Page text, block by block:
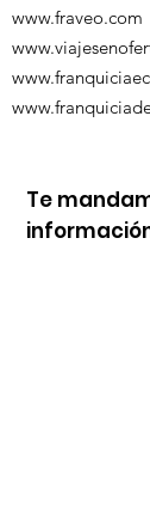
www.fraveo.com
Te